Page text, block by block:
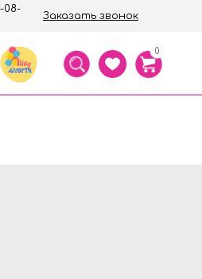
Заказать звонок
08-
0